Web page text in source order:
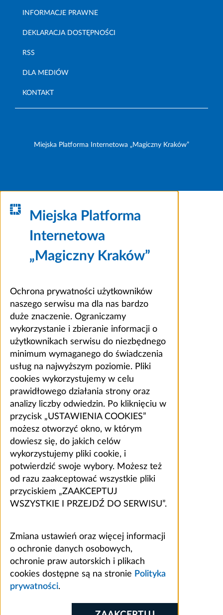
INFORMACJE PRAWNE
DEKLARACJA DOSTĘPNOŚCI
RSS
DLA MEDIÓW
KONTAKT
Miejska Platforma Internetowa „Magiczny Kraków”
Miejska Platforma
Internetowa
„Magiczny Kraków”
Ochrona prywatności użytkowników
naszego serwisu ma dla nas bardzo
duże znaczenie. Ograniczamy
wykorzystanie i zbieranie informacji o
użytkownikach serwisu do niezbędnego
minimum wymaganego do świadczenia
usług na najwyższym poziomie. Pliki
cookies wykorzystujemy w celu
prawidłowego działania strony oraz
analizy liczby odwiedzin. Po kliknięciu w
przycisk „USTAWIENIA COOKIES”
możesz otworzyć okno, w którym
dowiesz się, do jakich celów
wykorzystujemy pliki cookie, i
potwierdzić swoje wybory. Możesz też
od razu zaakceptować wszystkie pliki
przyciskiem „ZAAKCEPTUJ
WSZYSTKIE I PRZEJDŹ DO SERWISU”.
Zmiana ustawień oraz więcej informacji
o ochronie danych osobowych,
ochronie praw autorskich i plikach
cookies dostępne są na stronie Polityka
prywatności.